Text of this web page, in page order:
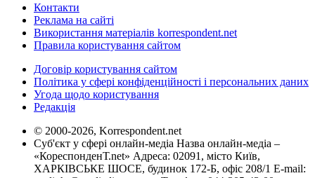
Контакти
Реклама на сайті
Використання матеріалів korrespondent.net
Правила користування сайтом
Договір користування сайтом
Політика у сфері конфіденційності і персональних даних
Угода щодо користування
Редакція
© 2000-2026, Korrespondent.net
Суб'єкт у сфері онлайн-медіа Назва онлайн-медіа –
«КореспонденТ.net» Адреса: 02091, місто Київ,
ХАРКІВСЬКЕ ШОСЕ, будинок 172-Б, офіс 208/1 E-mail: